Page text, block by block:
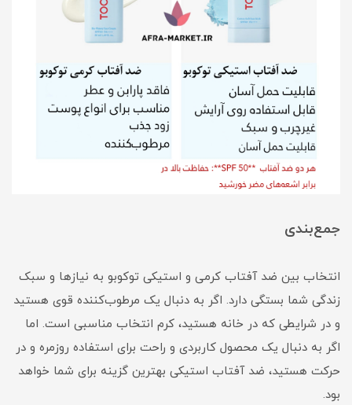
جمع‌بندی
انتخاب بین ضد آفتاب کرمی و استیکی توکوبو به نیازها و سبک
زندگی شما بستگی دارد. اگر به دنبال یک مرطوب‌کننده قوی هستید
و در شرایطی که در خانه هستید، کرم انتخاب مناسبی است. اما
اگر به دنبال یک محصول کاربردی و راحت برای استفاده روزمره و در
حرکت هستید، ضد آفتاب استیکی بهترین گزینه برای شما خواهد
بود.